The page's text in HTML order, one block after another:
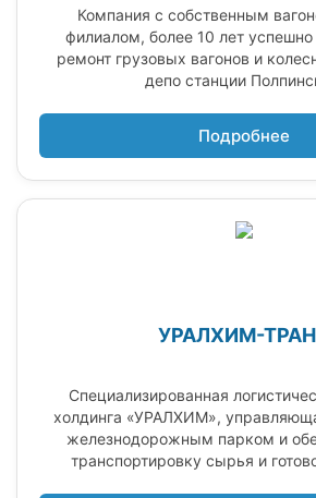
Компания с собственным
филиалом, более 10 лет
ремонт грузовых вагонов и
депо станции
Подробнее
УРАЛХИМ-
Специализированная
холдинга «УРАЛХИМ»,
железнодорожным парком и
транспортировку сырья и